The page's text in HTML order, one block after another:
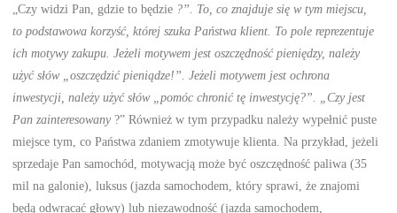
„Czy widzi Pan, gdzie to będzie ?”. To, co znajduje się w tym miejscu,
to podstawowa korzyść, której szuka Państwa klient. To pole reprezentuje
ich motywy zakupu. Jeżeli motywem jest oszczędność pieniędzy, należy
użyć słów „oszczędzić pieniądze!”. Jeżeli motywem jest ochrona
inwestycji, należy użyć słów „pomóc chronić tę inwestycję?”. „Czy jest
Pan zainteresowany?” Również w tym przypadku należy wypełnić puste
miejsce tym, co Państwa zdaniem zmotywuje klienta. Na przykład, jeżeli
sprzedaje Pan samochód, motywacją może być oszczędność paliwa (35
mil na galonie), luksus (jazda samochodem, który sprawi, że znajomi
będą odwracać głowy) lub niezawodność (jazda samochodem,